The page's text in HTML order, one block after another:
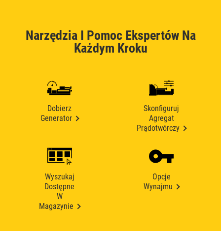
Narzędzia I Pomoc Ekspertów Na
Każdym Kroku
Dobierz
Generator
Skonfiguruj
Agregat
Prądotwórczy
Wyszukaj
Dostępne
W
Magazynie
Opcje
Wynajmu